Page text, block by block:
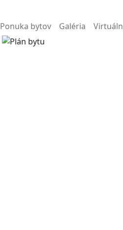
Ponuka bytov Galéria